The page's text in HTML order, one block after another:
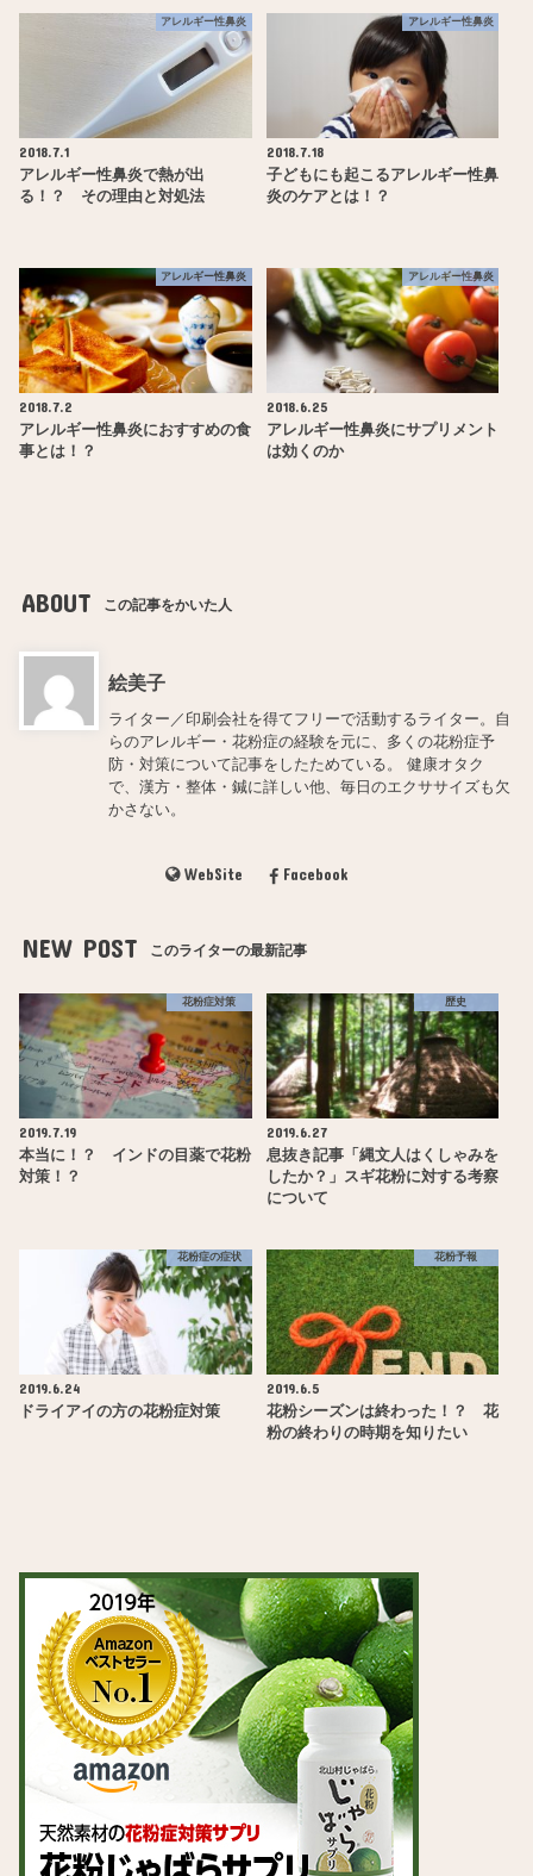
アレルギー性鼻炎
2018.7.1
アレルギー性鼻炎で熱が出
る！？ その理由と対処法
アレルギー性鼻炎
2018.7.18
子どもにも起こるアレルギー性鼻
炎のケアとは！？
アレルギー性鼻炎
2018.7.2
アレルギー性鼻炎におすすめの食
事とは！？
アレルギー性鼻炎
2018.6.25
アレルギー性鼻炎にサプリメント
は効くのか
ABOUT この記事をかいた人
絵美子
ライター／印刷会社を得てフリーで活動するライター。自
らのアレルギー・花粉症の経験を元に、多くの花粉症予
防・対策について記事をしたためている。 健康オタク
で、漢方・整体・鍼に詳しい他、毎日のエクササイズも欠
かさない。
WebSite Facebook
NEW POST このライターの最新記事
花粉症対策
2019.7.19
本当に！？ インドの目薬で花粉
対策！？
歴史
2019.6.27
息抜き記事「縄文人はくしゃみを
したか？」スギ花粉に対する考察
について
花粉症の症状
2019.6.24
ドライアイの方の花粉症対策
花粉予報
2019.6.5
花粉シーズンは終わった！？ 花
粉の終わりの時期を知りたい